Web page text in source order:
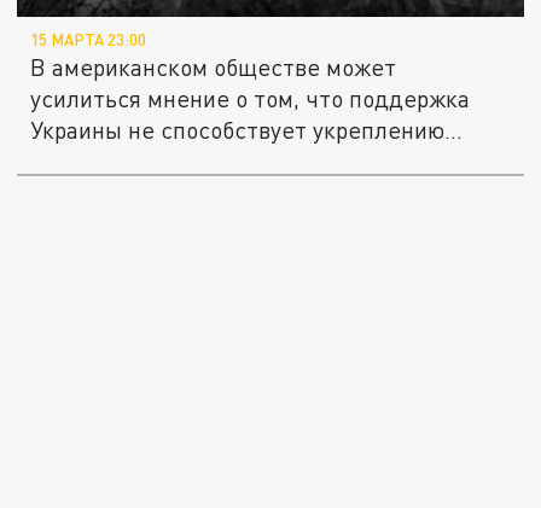
15 МАРТА 23:00
В американском обществе может
усилиться мнение о том, что поддержка
Украины не способствует укреплению...